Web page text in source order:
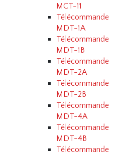
MCT-11
Télécommande
MDT-1A
Télécommande
MDT-1B
Télécommande
MDT-2A
Télécommande
MDT-2B
Télécommande
MDT-4A
Télécommande
MDT-4B
Télécommande